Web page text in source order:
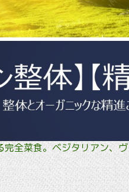
る完全菜食。ベジタリ